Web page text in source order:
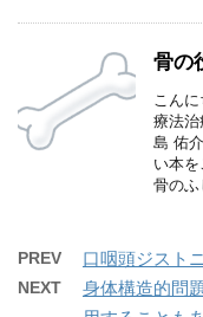
骨の
こん
療法治
島 佑
い本を
骨の
PREV 口咽頭ジスト
NEXT
身体構造的問